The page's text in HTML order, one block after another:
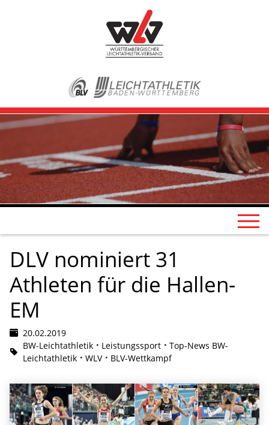
DLV nominiert 31
Athleten für die Hallen-
EM
20.02.2019
BW-Leichtathletik
Leistungssport
Top-News BW-
Leichtathletik
WLV BLV-Wettkampf